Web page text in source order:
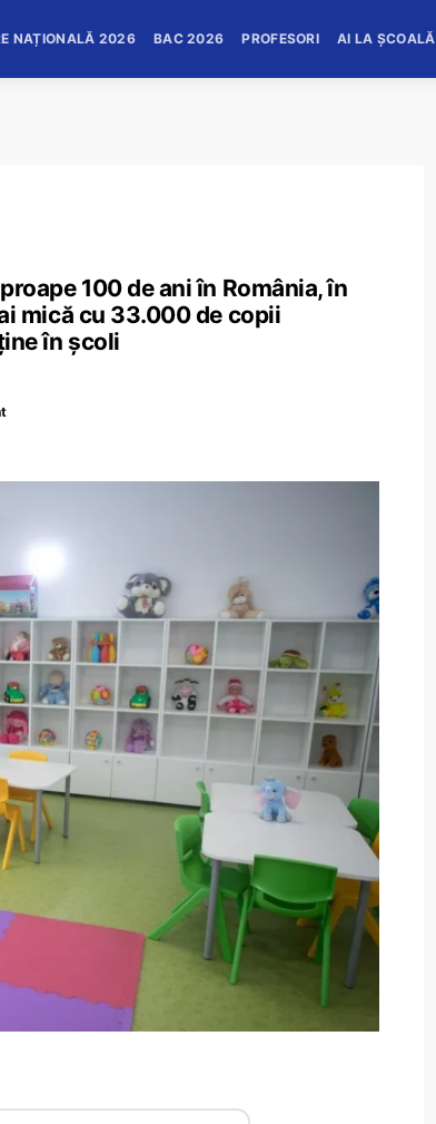
NAȚIONALĂ 2026 BAC 2026 PROFESORI AI LA ȘCOALĂ
100 de ani în România, în
mică cu 33.000 de copii
în școli